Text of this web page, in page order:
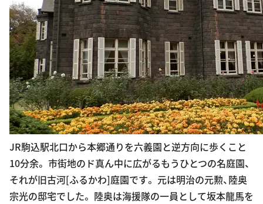
JR駒込駅北口から本郷通りを六義園と逆方向に歩くこと
10分余。 市街地のド真ん中に広がるもうひとつの名庭園、
それが旧古河[ふるかわ]庭園です。 元は明治の元勲、陸奥
宗光の邸宅でした。 陸奥は海援隊の一員として坂本龍馬を